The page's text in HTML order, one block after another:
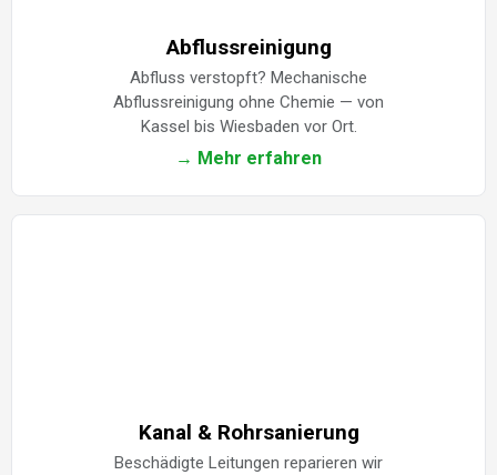
Abflussreinigung
Abfluss verstopft? Mechanische
Abflussreinigung ohne Chemie — von
Kassel bis Wiesbaden vor Ort.
→ Mehr erfahren
Kanal & Rohrsanierung
Beschädigte Leitungen reparieren wir